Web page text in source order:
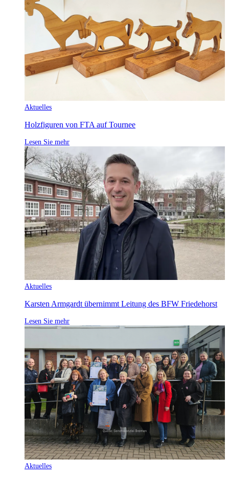
Aktuelles
Holzfiguren von FTA auf Tournee
Lesen Sie mehr
Aktuelles
Karsten Armgardt übernimmt Leitung des BFW Friedehorst
Lesen Sie mehr
Aktuelles